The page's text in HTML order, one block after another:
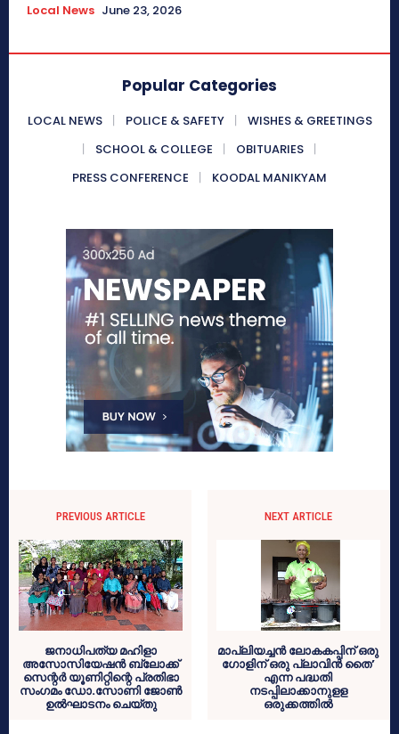
Local News June 23, 2026
Popular Categories
LOCAL NEWS POLICE & SAFETY
WISHES & GREETINGS
SCHOOL & COLLEGE
OBITUARIES
PRESS CONFERENCE
KOODAL MANIKYAM
PREVIOUS ARTICLE
ജനാധിപത്യ മഹിളാ
അസോസിയേഷൻ ബ്ലോക്ക്
സെന്റർ യൂണിറ്റിന്റെ പ്രതിഭാ
സംഗമം ഡോ.സോണി ജോൺ
ഉൽഘാടനം ചെയ്തു
NEXT ARTICLE
മാപ്ലിയച്ചൻ ലോകകപ്പിന് ഒരു
ഗോളിന് ഒരു പ്ലാവിൻ തൈ’
എന്ന പദ്ധതി
നടപ്പിലാക്കാനുളള
ഒരുക്കത്തിൽ